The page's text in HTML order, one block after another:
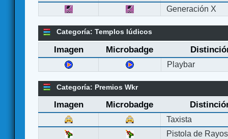
Generación X
Categoría: Templos lúdicos
Imagen Microbadge
Playbar
Categoría: Premios Wkr
Imagen Microbadge
Taxista
Pistola de Rayos